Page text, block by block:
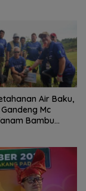
Air Baku,
Mc
Bambu